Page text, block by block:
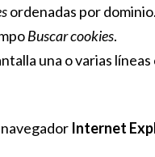
ordenadas por
Buscar cookies.
una o varias líneas
Internet